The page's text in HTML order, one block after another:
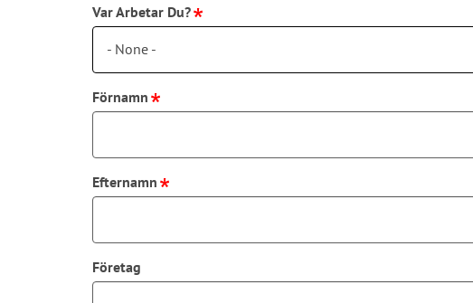
Var Arbetar Du?
- None -
Förnamn
Efternamn
Företag